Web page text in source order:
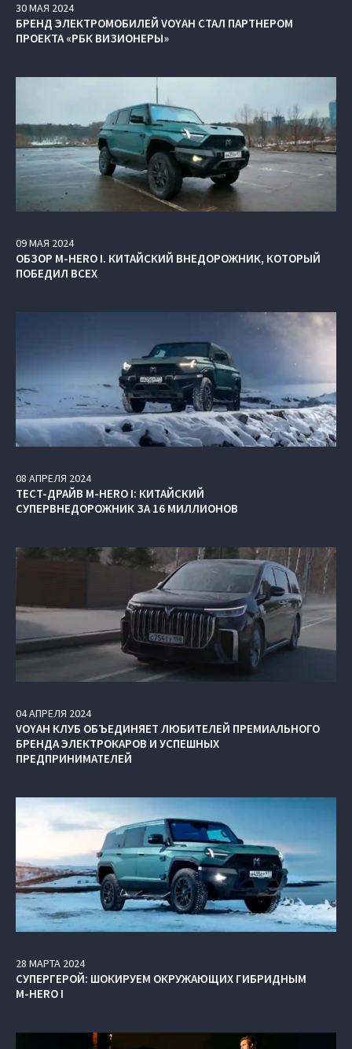
30МАЯ 2024
БРЕНД ЭЛЕКТРОМОБИЛЕЙ VOYAH СТАЛ ПАРТНЕРОМ
ПРОЕКТА «РБК ВИЗИОНЕРЫ»
09МАЯ 2024
ОБЗОР M‑HERO I. КИТАЙСКИЙ ВНЕДОРОЖНИК, КОТОРЫЙ
ПОБЕДИЛ ВСЕХ
08 АПРЕЛЯ 2024
ТЕСТ-ДРАЙВ M-HERO I: КИТАЙСКИЙ
СУПЕРВНЕДОРОЖНИК ЗА 16 МИЛЛИОНОВ
04АПРЕЛЯ 2024
VOYAH КЛУБ ОБЪЕДИНЯЕТ ЛЮБИТЕЛЕЙ ПРЕМИАЛЬНОГО
БРЕНДА ЭЛЕКТРОКАРОВ И УСПЕШНЫХ
ПРЕДПРИНИМАТЕЛЕЙ
28 МАРТА 2024
СУПЕРГЕРОЙ: ШОКИРУЕМ ОКРУЖАЮЩИХ ГИБРИДНЫМ
M-HERO I